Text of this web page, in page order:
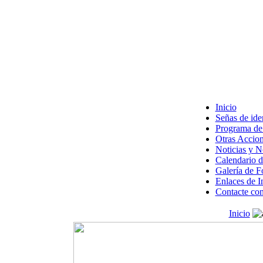
Inicio
Señas de
Programa
Otras
Noticias y
Calendario
Galería de
Enlaces de
Contacte
Inicio